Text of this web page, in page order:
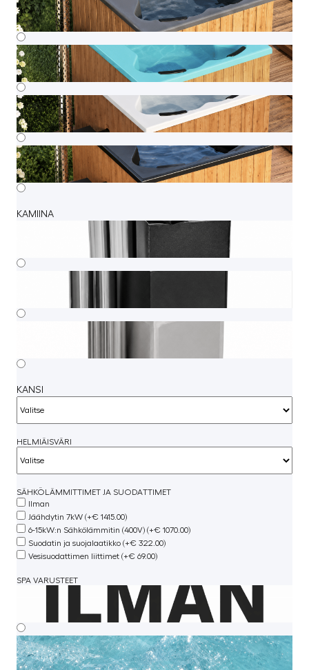
KAMIINA
KANSI
HELMIÄISVÄRI
SÄHKÖLÄMMITTIMET JA SUODATTIMET
Ilman
Jäähdytin 7kW (+€ 1415.00)
6-15kW:n Sähkölämmitin (400V) (+€ 1070.00)
Suodatin ja suojalaatikko (+€ 322.00)
Vesisuodattimen liittimet (+€ 69.00)
SPA VARUSTEET